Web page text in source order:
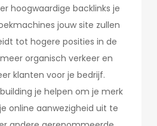
hoogwaardige backlinks je
jouw site zullen
tot hogere posities in de
organisch verkeer en
klanten voor je bedrijf.
je helpen om je merk
online aanwezigheid uit te